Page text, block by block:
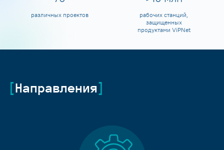
различных проектов
рабочих станций,
защищенных
продуктами ViPNet
Направления